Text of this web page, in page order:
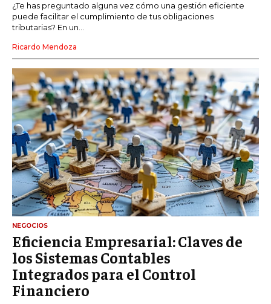
¿Te has preguntado alguna vez cómo una gestión eficiente
puede facilitar el cumplimiento de tus obligaciones
tributarias? En un...
Ricardo Mendoza
NEGOCIOS
Eficiencia Empresarial: Claves de
los Sistemas Contables
Integrados para el Control
Financiero